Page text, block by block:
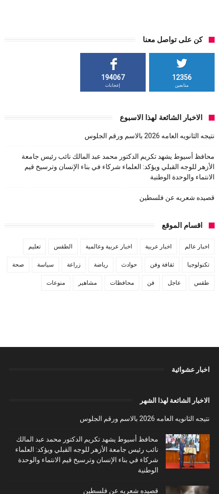
كن على تواصل معنا
12356
متابعين
194067
إعجابات
الاخبار الشائعة لهذا الاسبوع
نتيجه الثانويه العامه 2026 بالاسم ورقم الجلوس
محافظ أسيوط يشهد تكريم الدكتور محمد عبد المالك نائب رئيس جامعة
الأزهر للوجه القبلي ويؤكد: العلماء شركاء في بناء الإنسان وترسيخ قيم
الانتماء والوحدة الوطنية
قصيده شعريه عن فلسطين
اقسام الموقع
اخبار عالم اخبار عربية اخبار عربية وعالمية الطقس تعليم
تكنولوجيا ثقافة وفن حوادث رياضة زراعة سياسة صحة
طقس عاجل فن محافظات مشاهير منوعات
اخبار عشوائية
الاخبار الشائعة لهذا الشهر
نتيجه الثانويه العامه 2026 بالاسم ورقم الجلوس
محافظ أسيوط يشهد تكريم الدكتور محمد عبد المالك
نائب رئيس جامعة الأزهر للوجه القبلي ويؤكد: العلماء
شركاء في بناء الإنسان وترسيخ قيم الانتماء والوحدة
الوطنية
قصيده شعريه عن فلسطين